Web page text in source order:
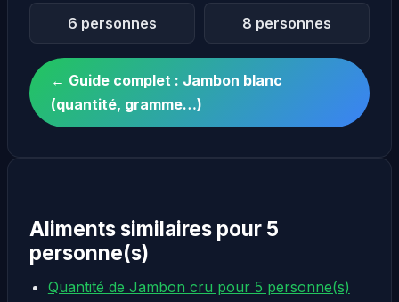
6 personnes 8 personnes
← Guide complet : Jambon blanc
(quantité, gramme…)
Aliments similaires pour 5
personne(s)
Quantité de Jambon cru pour 5 personne(s)